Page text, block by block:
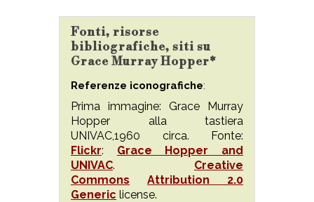
Fonti, risorse
bibliografiche, siti su
Grace Murray Hopper*
Referenze iconografiche:
Prima immagine: Grace Murray
Hopper alla tastiera
UNIVAC,1960 circa. Fonte:
Flickr: Grace Hopper and
UNIVAC. Creative
Commons
Attribution 2.0
Generic license.